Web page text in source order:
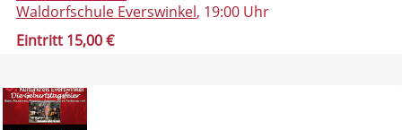
Waldorfschule Everswinkel, 19:00 Uhr
Eintritt 15,00 €